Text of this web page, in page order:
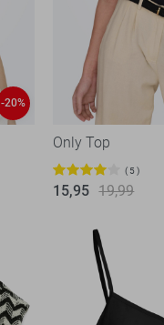
-20%
Only Top
5
15,95 19,99